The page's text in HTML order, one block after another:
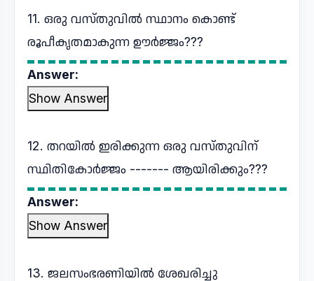
11. ഒരു വസ്തുവിൽ സ്ഥാനം കൊണ്ട്
രൂപീകൃതമാകുന്ന ഊർജ്ജം???
Answer:
Show Answer
12. തറയിൽ ഇരിക്കുന്ന ഒരു വസ്തുവിന്
സ്ഥിതികോർജ്ജം ------- ആയിരിക്കും???
Answer:
Show Answer
13. ജലസംഭരണിയിൽ ശേഖരിച്ചു